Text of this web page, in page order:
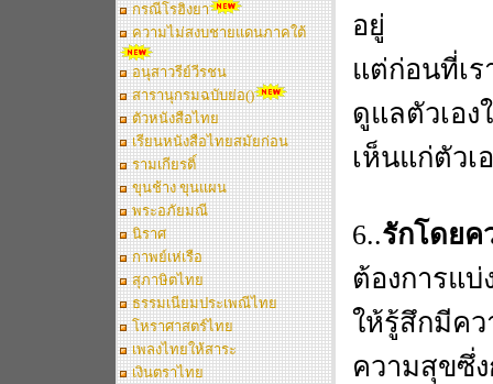
กรณีโรฮิงยา
ความไม่สงบชายแดนภาคใต้
อนุสาวรีย์วีรชน
สารานุกรมฉบับย่อ()
ตัวหนังสือไทย
เรียนหนังสือไทยสมัยก่อน
รามเกียรติ์
ขุนช้าง ขุนแผน
พระอภัยมณี
นิราศ
กาพย์เห่เรือ
สุภาษิตไทย
ธรรมเนียมประเพณีไทย
โหราศาสตร์ไทย
เพลงไทยให้สาระ
เงินตราไทย
อยู่
แต่ก่อนที่เร
ดูแลตัวเอ
เห็นแก่ตัวเ
6..รักโดยค
ต้องการแบ่
ให้รู้สึกมีค
ความสุขซึ่